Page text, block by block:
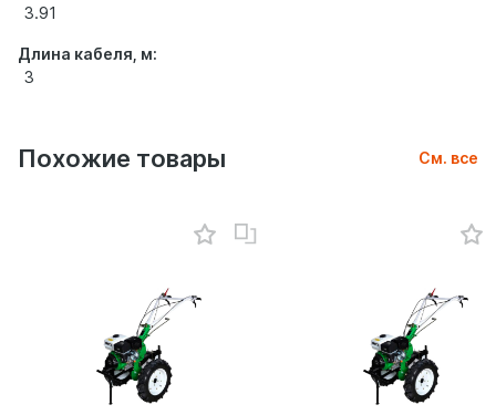
3.91
Длина кабеля, м:
3
Похожие товары См. все